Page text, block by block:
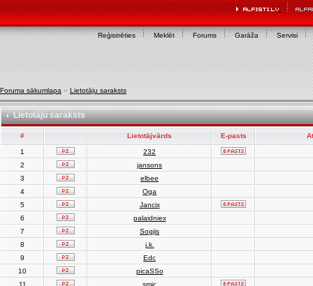
Reģistrēties Meklēt Forums Garāža Servisi
Foruma sākumlapa » Lietotāju saraksts
Lietotāju saraksts
# Lietotājvārds E-pasts
1
232
2
jansons
3
elbee
4
Oga
5
Jancix
6
palaidniex
7
Sogjis
8
j.k.
9
Edc
10
picaSSo
11
smic